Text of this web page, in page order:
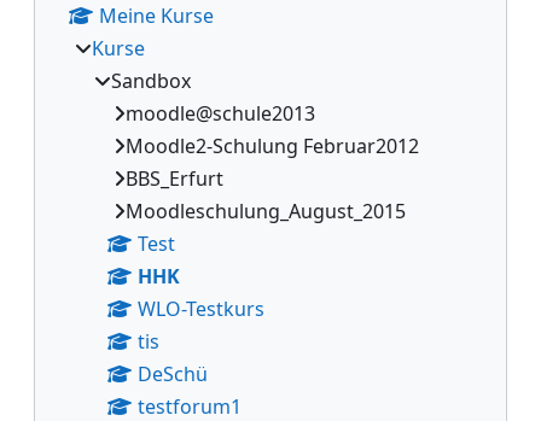
Meine Kurse
Kurse
Sandbox
moodle@schule2013
Moodle2-Schulung Februar2012
BBS_Erfurt
Moodleschulung_August_2015
Test
HHK
WLO-Testkurs
tis
DeSchü
testforum1